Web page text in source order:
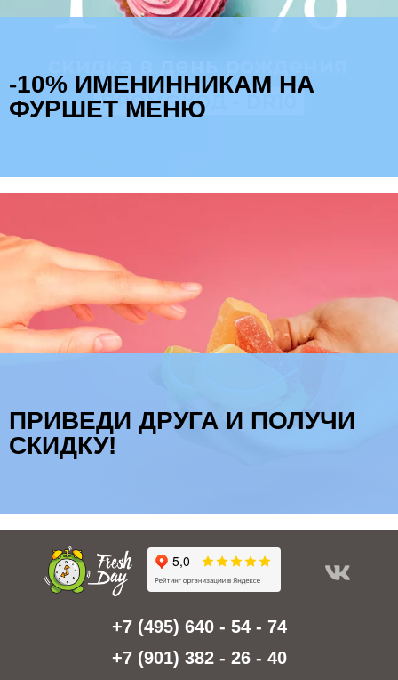
-10% ИМЕНИННИКАМ НА
ФУРШЕТ МЕНЮ
ПРИВЕДИ ДРУГА И ПОЛУЧИ
СКИДКУ!
+7 (495) 640 - 54 - 74
+7 (901) 382 - 26 - 40